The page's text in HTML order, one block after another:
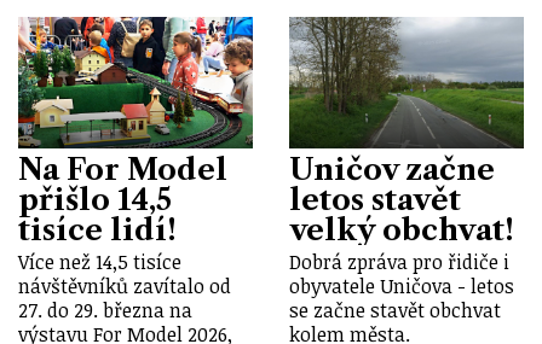
Na For Model
přišlo 14,5
tisíce lidí!
Více než 14,5 tisíce
návštěvníků zavítalo od
27. do 29. března na
výstavu For Model 2026,
Uničov začne
letos stavět
velký obchvat!
Dobrá zpráva pro řidiče i
obyvatele Uničova - letos
se začne stavět obchvat
kolem města.